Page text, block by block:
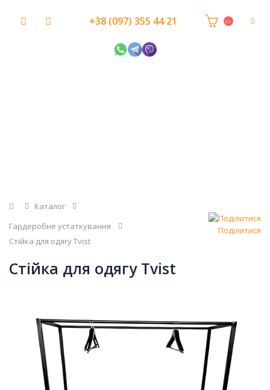
+38 (097) 355 44 21
Головна
Каталог
Гардеробне устаткування
Стійка для одягу Tvist
Поділитися
Стійка для одягу Tvist